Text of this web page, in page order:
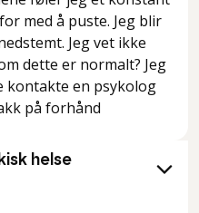
med å puste. Jeg blir
Jeg vet ikke
dette er normalt? Jeg
kontakte en psykolog
på forhånd
helse